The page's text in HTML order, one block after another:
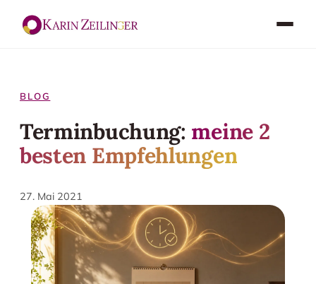
BLOG
Terminbuchung: meine 2
besten Empfehlungen
27. Mai 2021